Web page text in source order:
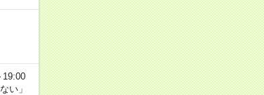
19:00
い」